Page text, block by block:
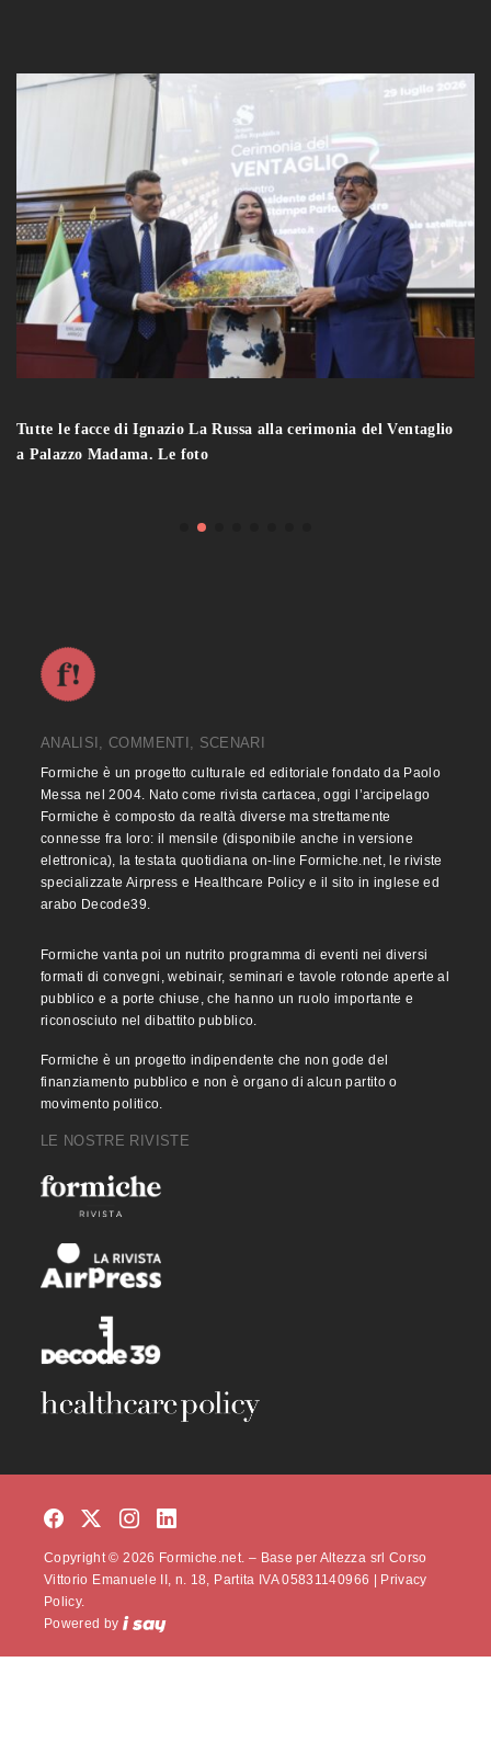
Tutte le facce di Ignazio La Russa alla cerimonia del Ventaglio
a Palazzo Madama. Le foto
ANALISI, COMMENTI, SCENARI
Formiche è un progetto culturale ed editoriale fondato da Paolo
Messa nel 2004. Nato come rivista cartacea, oggi l’arcipelago
Formiche è composto da realtà diverse ma strettamente
connesse fra loro: il mensile (disponibile anche in versione
elettronica), la testata quotidiana on-line Formiche.net, le riviste
specializzate Airpress e Healthcare Policy e il sito in inglese ed
arabo Decode39.
Formiche vanta poi un nutrito programma di eventi nei diversi
formati di convegni, webinair, seminari e tavole rotonde aperte al
pubblico e a porte chiuse, che hanno un ruolo importante e
riconosciuto nel dibattito pubblico.
Formiche è un progetto indipendente che non gode del
finanziamento pubblico e non è organo di alcun partito o
movimento politico.
LE NOSTRE RIVISTE
Copyright © 2026 Formiche.net. – Base per Altezza srl Corso
Vittorio Emanuele II, n. 18, Partita IVA 05831140966 |
Privacy
Policy.
Powered by